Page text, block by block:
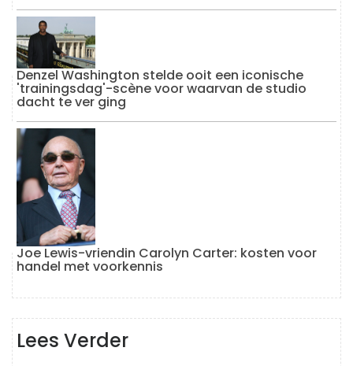
Denzel Washington stelde ooit een iconische
'trainingsdag'-scène voor waarvan de studio
dacht te ver ging
Joe Lewis-vriendin Carolyn Carter: kosten voor
handel met voorkennis
Lees Verder